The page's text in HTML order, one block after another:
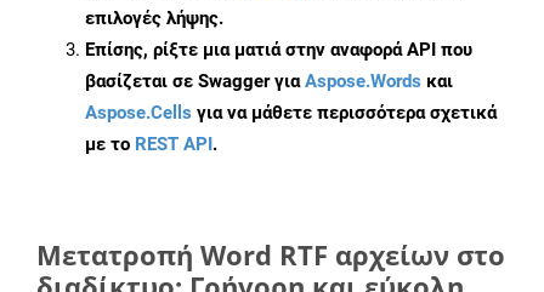
επιλογές λήψης.
Επίσης, ρίξτε μια ματιά στην αναφορά API που
βασίζεται σε Swagger γιαAspose.Words και
Aspose.Cells για να μάθετε περισσότερα σχετικά
με το REST API.
Μετατροπή Word RTF αρχείων στο